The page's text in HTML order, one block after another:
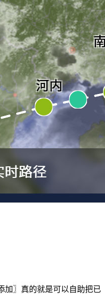
加〗真的就是可以自助把已